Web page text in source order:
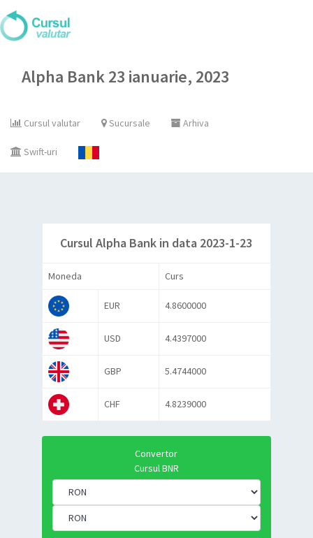
Alpha Bank 23 ianuarie, 2023
Cursul valutar Sucursale Arhiva
Swift-uri
Cursul Alpha Bank in data 2023-1-23
Moneda Curs
EUR 4.8600000
USD 4.4397000
GBP 5.4744000
CHF 4.8239000
Convertor
Cursul BNR